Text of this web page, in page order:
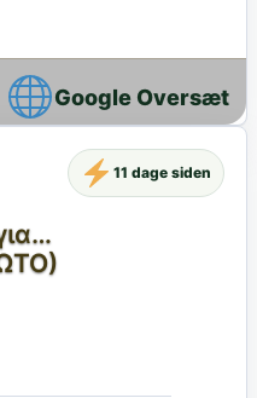
Google Oversæt
11 dage siden